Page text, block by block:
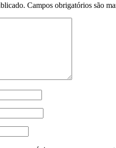
Campos obrigatórios são